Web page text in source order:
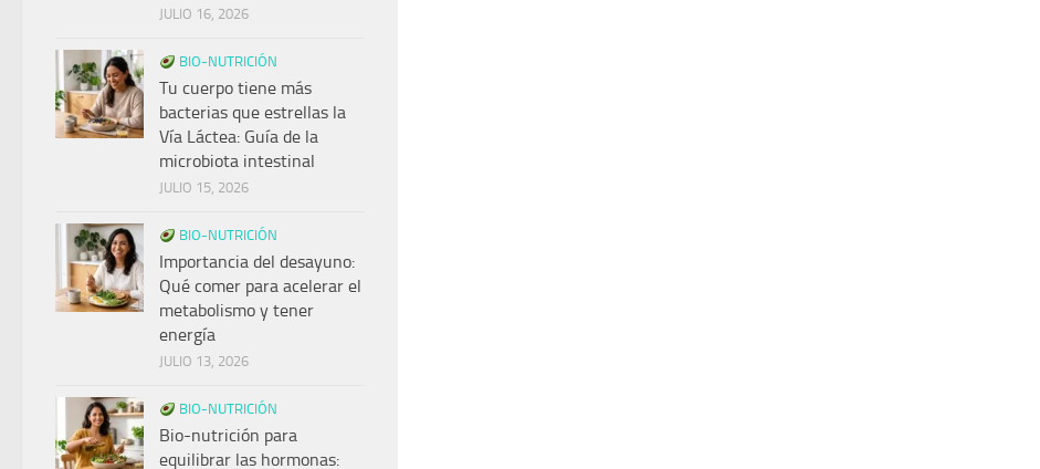
JULIO 16, 2026
BIO-NUTRICIÓN
Tu cuerpo tiene más
bacterias que estrellas la
Vía Láctea: Guía de la
microbiota intestinal
JULIO 15, 2026
BIO-NUTRICIÓN
Importancia del desayuno:
Qué comer para acelerar el
metabolismo y tener
energía
JULIO 13, 2026
BIO-NUTRICIÓN
Bio-nutrición para
equilibrar las hormonas: